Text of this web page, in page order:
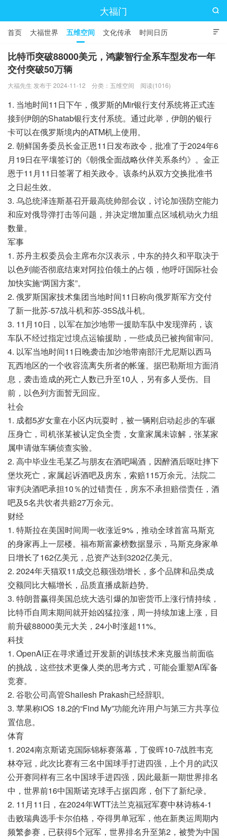
大福门

首页 大福世界 五维空间 文化传承 时间日历

比特币突破88000美元，鸿蒙智行全系车型发布一年
交付突破50万辆
大福先生 发布于 2024-11-12 分类： 五维空间 阅读(1016)
1. 当地时间11日下午，俄罗斯的Mir银行支付系统将正式连
接到伊朗的Shatab银行支付系统。通过此举，伊朗的银行
卡可以在俄罗斯境内的ATM机上使用。
2. 朝鲜国务委员长金正恩11日发布政令，批准了于2024年6
月19日在平壤签订的《朝俄全面战略伙伴关系条约》。金正
恩于11月11日签署了相关政令。该条约从双方交换批准书
之日起生效。
3. 乌总统泽连斯基召开最高统帅部会议，讨论加强防空能力
和应对俄导弹打击等问题，并决定增加重点区域机动火力组
数量。
军事
1. 苏丹主权委员会主席布尔汉表示，中东的持久和平取决于
以色列能否彻底结束对阿拉伯领土的占领，他呼吁国际社会
加快实施“两国方案”。
2. 俄罗斯国家技术集团当地时间11日称向俄罗斯军方交付
了新一批苏-57战斗机和苏-35S战斗机。
3. 11月10日，以军在加沙地带一援助车队中发现弹药，该
车队不经过指定过境点运输援助，一些成员已被拘留审问。
4. 以军当地时间11日晚袭击加沙地带南部汗尤尼斯以西马
瓦西地区的一个收容流离失所者的帐篷。据巴勒斯坦方面消
息，袭击造成的死亡人数已升至10人，另有多人受伤。目
前，以色列方面暂无回应。
社会
1. 成都5岁女童在小区内玩耍时，被一辆刚启动起步的车碾
压身亡，司机张某被认定负全责，女童家属未谅解，张某家
属申请做车辆侦查实验。
2. 高中毕业生毛某乙与朋友在酒吧喝酒，因醉酒后呕吐摔下
堡坎死亡，家属起诉酒吧及房东，索赔115万余元。法院二
审判决酒吧承担10％的过错责任，房东不承担赔偿责任，酒
吧及5名共饮者共赔27万余元。
财经
1. 特斯拉在美国时间周一收涨近9%，推动全球首富马斯克
的身家再上一层楼。福布斯富豪榜数据显示，马斯克身家单
日增长了162亿美元，总资产达到3202亿美元。
2. 2024年天猫双11成交总额强劲增长，多个品牌和品类成
交额同比大幅增长，品质直播成新趋势。
3. 特朗普赢得美国总统大选引爆的加密货币上涨行情持续，
比特币自周末期间就开始凶猛拉涨，周一持续加速上涨，目
前升破88000美元大关，24小时涨超11%。
科技
1. OpenAI正在寻求通过开发新的训练技术来克服当前面临
的挑战，这些技术更像人类的思考方式，可能会重塑AI军备
竞赛。
2. 谷歌公司高管Shailesh Prakash已经辞职。
3. 苹果称iOS 18.2的“Find My”功能允许用户与第三方共享位
置信息。
体育
1. 2024南京斯诺克国际锦标赛落幕，丁俊晖10-7战胜韦克
林夺冠，此次比赛有三名中国球手打进四强，上个月的武汉
公开赛同样有三名中国球手进四强，因此最新一期世界排名
中，世界前16中国斯诺克球手占据四席，创下了新纪录。
2. 11月11日，在2024年WTT法兰克福冠军赛中林诗栋4-1
击败瑞典选手卡尔伯格，夺得男单冠军，他在新奥运周期内
频繁参赛，已获得5个冠军，世界排名升至第2，被赞为中国